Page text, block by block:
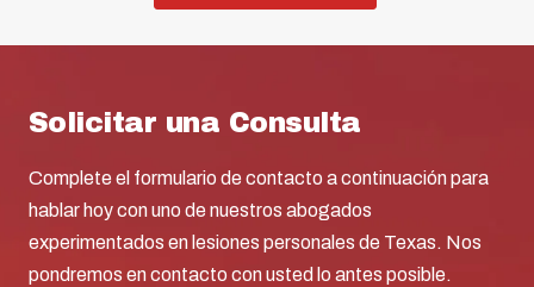
Solicitar una Consulta
Complete el formulario de contacto a continuación para
hablar hoy con uno de nuestros abogados
experimentados en lesiones personales de Texas. Nos
pondremos en contacto con usted lo antes posible.